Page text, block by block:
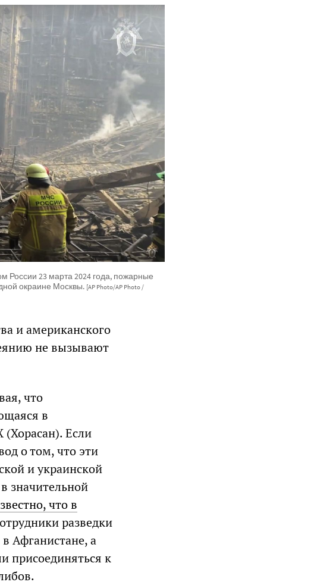
России 23 марта 2024 года, пожарные
окраине Москвы. [AP Photo/AP Photo /
и американского
не вызывают
что
в
(Хорасан). Если
о том, что эти
и украинской
значительной
что в
разведки
Афганистане, а
присоединяться к